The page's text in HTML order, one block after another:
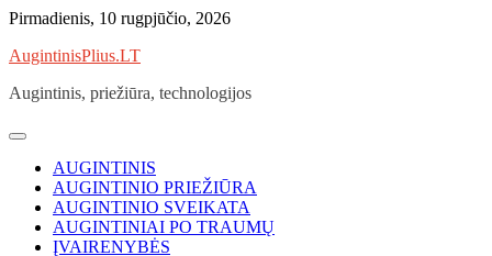
Skip
content
Pirmadienis, 10 rugpjūčio, 2026
AugintinisPlius.LT
Augintinis, priežiūra, technologijos
AUGINTINIS
AUGINTINIO PRIEŽIŪRA
AUGINTINIO SVEIKATA
AUGINTINIAI PO TRAUMŲ
ĮVAIRENYBĖS